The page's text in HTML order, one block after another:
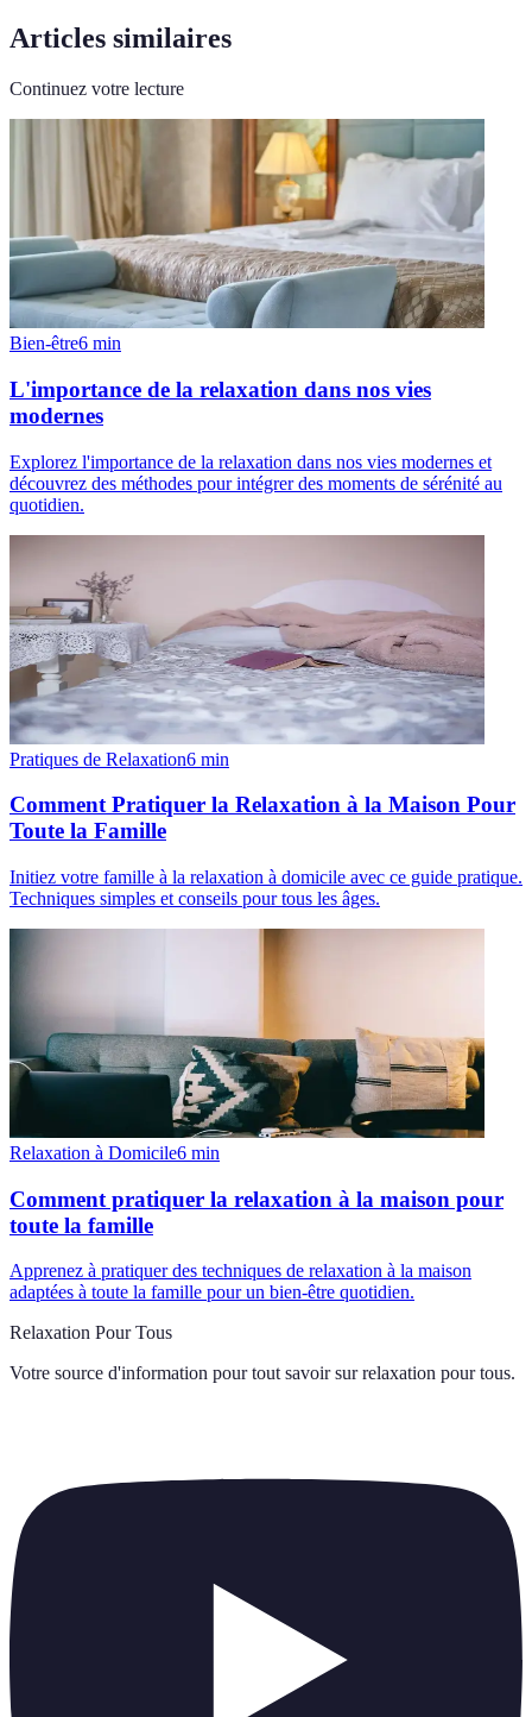
Articles similaires
Continuez votre lecture
Bien-être6 min
L'importance de la relaxation dans nos vies
modernes
Explorez l'importance de la relaxation dans nos vies modernes et
découvrez des méthodes pour intégrer des moments de sérénité au
quotidien.
Pratiques de Relaxation6 min
Comment Pratiquer la Relaxation à la Maison Pour
Toute la Famille
Initiez votre famille à la relaxation à domicile avec ce guide pratique.
Techniques simples et conseils pour tous les âges.
Relaxation à Domicile6 min
Comment pratiquer la relaxation à la maison pour
toute la famille
Apprenez à pratiquer des techniques de relaxation à la maison
adaptées à toute la famille pour un bien-être quotidien.
Relaxation Pour Tous
Votre source d'information pour tout savoir sur relaxation pour tous.